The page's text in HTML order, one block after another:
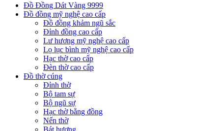
Đồ Đồng Dát Vàng 9999
Đồ đồng mỹ nghệ cao cấp
Đồ đồng khảm ngũ sắc
Đỉnh đồng cao cấp
Lư hương mỹ nghệ cao cấp
Lọ lục bình mỹ nghệ cao cấp
Hạc thờ cao cấp
Đèn thờ cao cấp
Đồ thờ cúng
Đỉnh thờ
Bộ tam sự
Bộ ngũ sự
Hạc thờ bằng đồng
Nến thờ
Bát hương